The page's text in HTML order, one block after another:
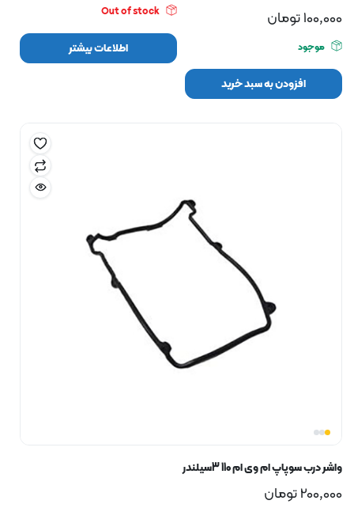
100,000تومان
موجود
افزودن به سبد خرید
Out of stock
اطلاعات بیشتر
واشر درب سوپاپ ام وی ام 110 3سیلندر
200,000تومان